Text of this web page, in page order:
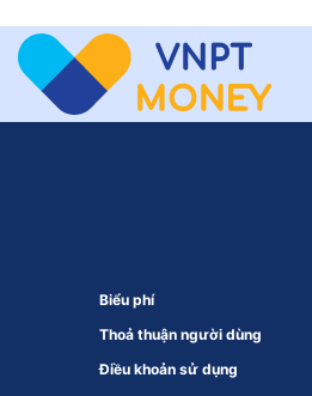
Biểu phí
Thoả thuận người dùng
Điều khoản sử dụng